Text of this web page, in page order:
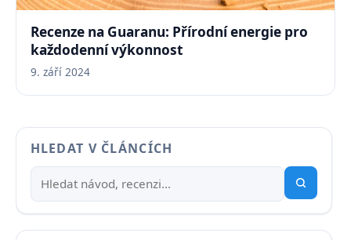
Recenze na Guaranu: Přírodní energie pro
každodenní výkonnost
9. září 2024
HLEDAT V ČLÁNCÍCH